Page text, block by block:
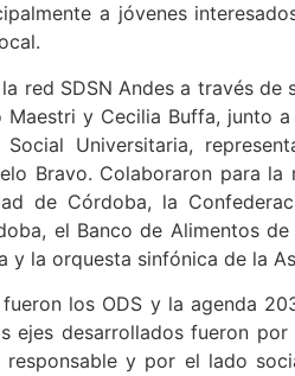
a jóvenes
red SDSN Andes a través de
Maestri y Cecilia Buffa, junto
Social Universitaria,
Bravo. Colaboraron para la
de Córdoba, la
el Banco de Alimentos
y la orquesta sinfónica de la
los ODS y la agenda
ejes desarrollados fueron
y por el lado